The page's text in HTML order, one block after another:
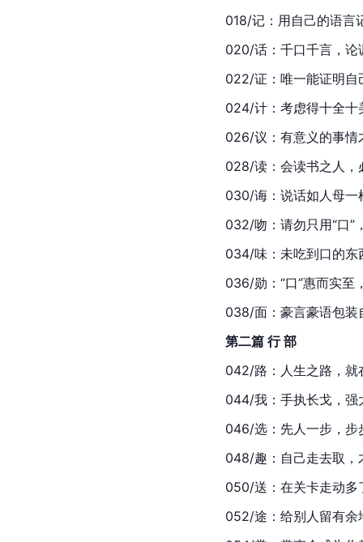
018/记：用自己的语言
020/话：千口千言，论
022/证：唯一能证明自
024/计：考虑得十全十
026/议：有意义的事情
028/读：会读书之人，
030/诲：说话如人母一
032/吻：请勿只用“口”
034/味：未吃到口的东
036/勋：“口”惠而实至
038/面：豪言豪语包装
第二篇 行 部
042/路：人生之路，就
044/我：手执长戈，强
046/选：先人一步，步
048/趣：自己走去取，
050/送：在关卡走动多
052/途：给别人留有余